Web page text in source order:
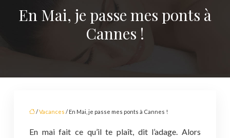
En Mai, je passe mes ponts à
Cannes !
/Vacances / En Mai, je passe mes ponts à Cannes !
En mai fait ce qu’il te plaît, dit l’adage. Alors